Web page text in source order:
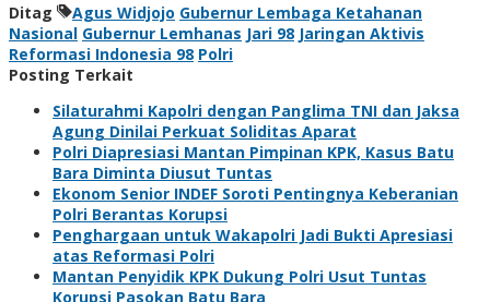
Ditag Agus Widjojo Gubernur Lembaga Ketahanan
Nasional Gubernur Lemhanas Jari 98 Jaringan Aktivis
Reformasi Indonesia 98 Polri
Posting Terkait
Silaturahmi Kapolri dengan Panglima TNI dan Jaksa
Agung Dinilai Perkuat Soliditas Aparat
Polri Diapresiasi Mantan Pimpinan KPK, Kasus Batu
Bara Diminta Diusut Tuntas
Ekonom Senior INDEF Soroti Pentingnya Keberanian
Polri Berantas Korupsi
Penghargaan untuk Wakapolri Jadi Bukti Apresiasi
atas Reformasi Polri
Mantan Penyidik KPK Dukung Polri Usut Tuntas
Korupsi Pasokan Batu Bara